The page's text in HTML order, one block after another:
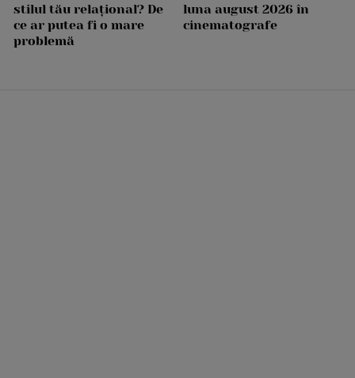
stilul tău relațional? De
ce ar putea fi o mare
problemă
luna august 2026 în
cinematografe